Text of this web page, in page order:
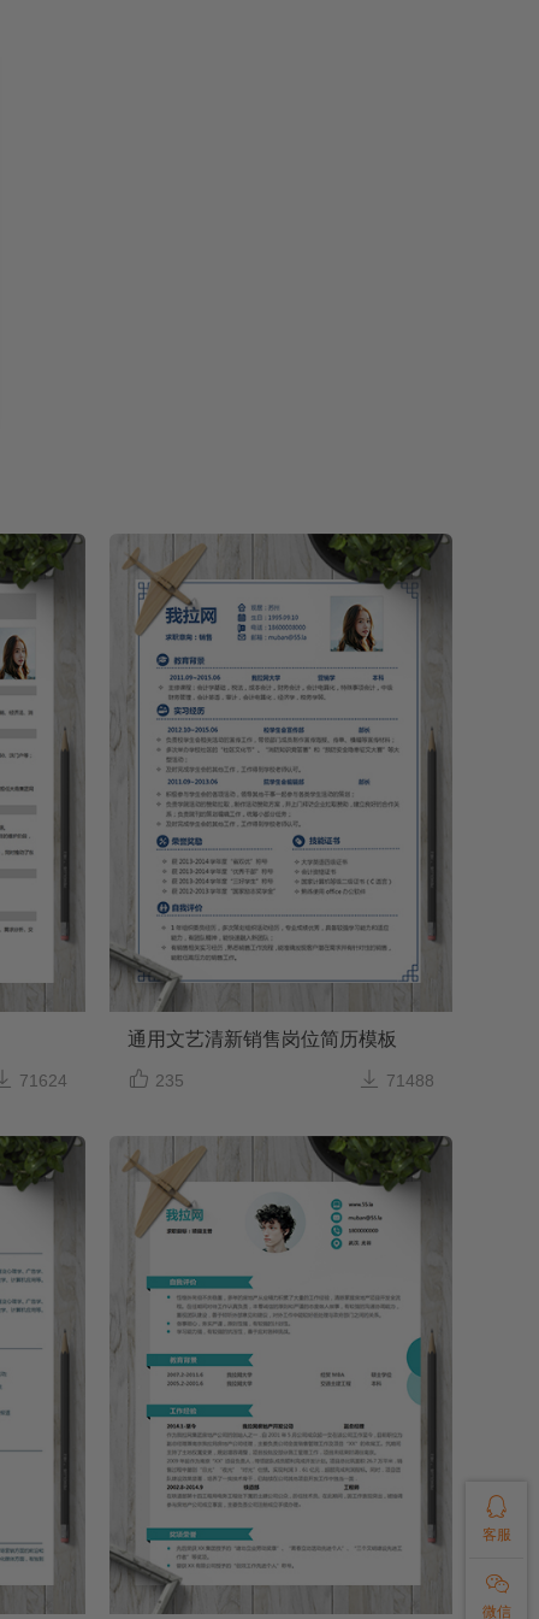
71624
通用文艺清新销售岗位简历模板
 235  71488

客服

微信